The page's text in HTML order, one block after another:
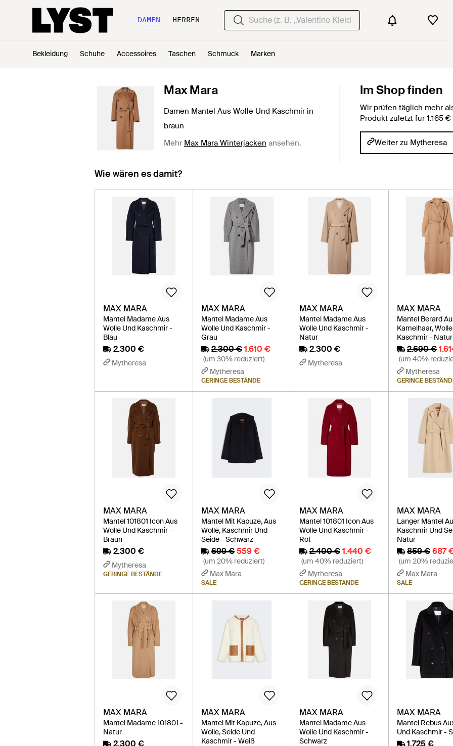
DAMEN HERREN
Bekleidung Schuhe Accessoires Taschen Schmuck Marken
Max Mara
Damen Mantel Aus Wolle Und Kaschmir in
braun
Mehr Max Mara Winterjacken ansehen.
Im Shop finden
Wir prüfen täglich mehr
Produkt zuletzt für 1.165
Weiter zu Mytheresa
Wie wären es damit?
MAX MARA
Mantel Madame Aus
Wolle Und Kaschmir -
Blau
2.300 €
Mytheresa
MAX MARA
Mantel Madame Aus
Wolle Und Kaschmir -
Grau
2.300 € 1.610 €
(um 30% reduziert)
Mytheresa
GERINGE BESTÄNDE
MAX MARA
Mantel Madame Aus
Wolle Und Kaschmir -
Natur
2.300 €
Mytheresa
MAX MARA
Mantel Berard
Kamelhaar,
Kaschmir - Natur
2.690 €
(um 40%
Mytheresa
GERINGE
MAX MARA
Mantel 101801 Icon Aus
Wolle Und Kaschmir -
Braun
2.300 €
Mytheresa
GERINGE BESTÄNDE
MAX MARA
Mantel Mit Kapuze, Aus
Wolle, Kaschmir Und
Seide - Schwarz
699 € 559 €
(um 20% reduziert)
Max Mara
SALE
MAX MARA
Mantel 101801 Icon Aus
Wolle Und Kaschmir -
Rot
2.400 € 1.440 €
(um 40% reduziert)
Mytheresa
GERINGE BESTÄNDE
MAX MARA
Langer Mantel
Kaschmir Und
Natur
859 € 687
(um 20%
Max Mara
SALE
MAX MARA
Mantel Madame 101801 -
Natur
2.300 €
MAX MARA
Mantel Mit Kapuze, Aus
Wolle, Seide Und
Kaschmir - Weiß
MAX MARA
Mantel Madame Aus
Wolle Und Kaschmir -
Schwarz
MAX MARA
Mantel Rebus
Und Kaschmir -
1.725 €